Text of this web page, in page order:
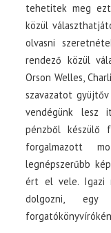
tehetitek meg
közül
olvasni
rendező közül
Orson Welles,
szavazatot
vendégünk lesz
pénzből készülő
forgalmazott
legnépszerűbb
ért el vele. Igazi
dolgozni, egy